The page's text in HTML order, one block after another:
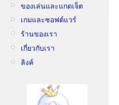
ของเล่นและแกดเจ็ต
เกมและซอฟต์แวร์
ร้านของเรา
เกี่ยวกับเรา
ลิงค์